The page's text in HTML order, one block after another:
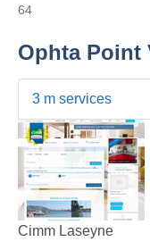
64
Ophta Point
3 m services
Cimm Laseyne